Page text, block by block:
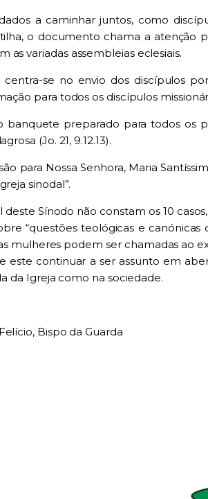
a caminhar juntos, como
o documento chama a atenção
as variadas assembleias eclesiais.
centra-se no envio dos discípulos
para todos os discípulos
banquete preparado para todos os
(Jo. 21, 9.12.13).
para Nossa Senhora, Maria
sinodal”.
deste Sínodo não constam os 10 casos,
“questões teológicas e
mulheres podem ser chamadas ao
este continuar a ser assunto em
da Igreja como na sociedade.
Bispo da Guarda